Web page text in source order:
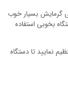
گرمایش بسیار خوب
بخوبی استفاده
نمایید تا دستگاه